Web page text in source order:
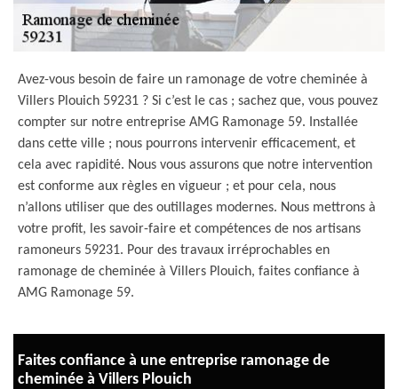
Avez-vous besoin de faire un ramonage de votre cheminée à
Villers Plouich 59231 ? Si c’est le cas ; sachez que, vous pouvez
compter sur notre entreprise AMG Ramonage 59. Installée
dans cette ville ; nous pourrons intervenir efficacement, et
cela avec rapidité. Nous vous assurons que notre intervention
est conforme aux règles en vigueur ; et pour cela, nous
n’allons utiliser que des outillages modernes. Nous mettrons à
votre profit, les savoir-faire et compétences de nos artisans
ramoneurs 59231. Pour des travaux irréprochables en
ramonage de cheminée à Villers Plouich, faites confiance à
AMG Ramonage 59.
Faites confiance à une entreprise ramonage de
cheminée à Villers Plouich